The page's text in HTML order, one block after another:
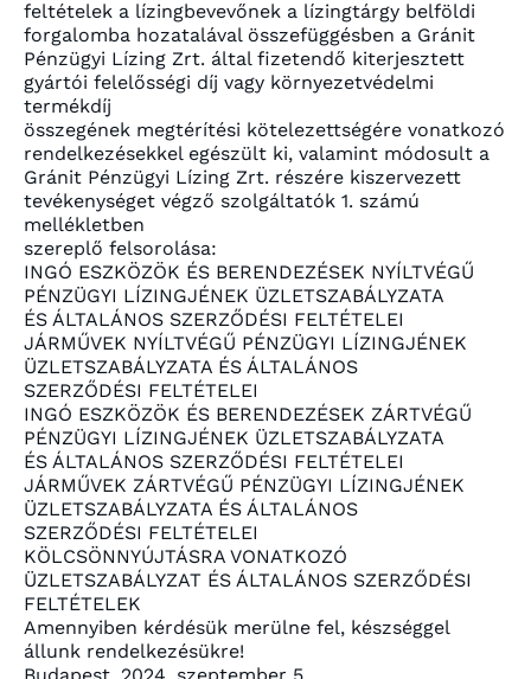
feltételek a lízingbevevőnek a lízingtárgy belföldi
forgalomba hozatalával összefüggésben a Gránit
Pénzügyi Lízing Zrt. által fizetendő kiterjesztett
gyártói felelősségi díj vagy környezetvédelmi
termékdíj
összegének megtérítési kötelezettségére vonatkozó
rendelkezésekkel egészült ki, valamint módosult a
Gránit Pénzügyi Lízing Zrt. részére kiszervezett
tevékenységet végző szolgáltatók 1. számú
mellékletben
szereplő felsorolása:
INGÓ ESZKÖZÖK ÉS BERENDEZÉSEK NYÍLTVÉGŰ
PÉNZÜGYI LÍZINGJÉNEK ÜZLETSZABÁLYZATA
ÉS ÁLTALÁNOS SZERZŐDÉSI FELTÉTELEI
JÁRMŰVEK NYÍLTVÉGŰ PÉNZÜGYI LÍZINGJÉNEK
ÜZLETSZABÁLYZATA ÉS ÁLTALÁNOS
SZERZŐDÉSI FELTÉTELEI
INGÓ ESZKÖZÖK ÉS BERENDEZÉSEK ZÁRTVÉGŰ
PÉNZÜGYI LÍZINGJÉNEK ÜZLETSZABÁLYZATA
ÉS ÁLTALÁNOS SZERZŐDÉSI FELTÉTELEI
JÁRMŰVEK ZÁRTVÉGŰ PÉNZÜGYI LÍZINGJÉNEK
ÜZLETSZABÁLYZATA ÉS ÁLTALÁNOS
SZERZŐDÉSI FELTÉTELEI
KÖLCSÖNNYÚJTÁSRA VONATKOZÓ
ÜZLETSZABÁLYZAT ÉS ÁLTALÁNOS SZERZŐDÉSI
FELTÉTELEK
Amennyiben kérdésük merülne fel, készséggel
állunk rendelkezésükre!